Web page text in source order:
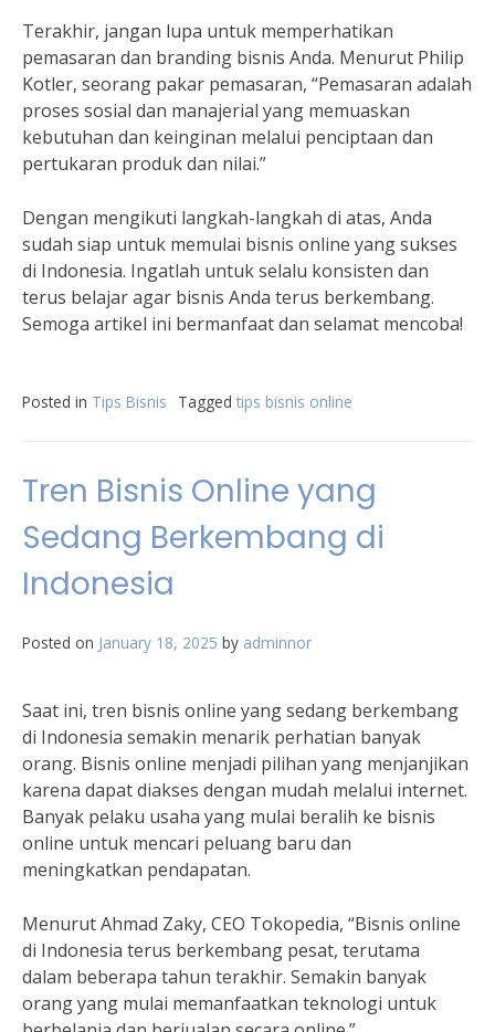
Terakhir, jangan lupa untuk memperhatikan
pemasaran dan branding bisnis Anda. Menurut Philip
Kotler, seorang pakar pemasaran, “Pemasaran adalah
proses sosial dan manajerial yang memuaskan
kebutuhan dan keinginan melalui penciptaan dan
pertukaran produk dan nilai.”
Dengan mengikuti langkah-langkah di atas, Anda
sudah siap untuk memulai bisnis online yang sukses
di Indonesia. Ingatlah untuk selalu konsisten dan
terus belajar agar bisnis Anda terus berkembang.
Semoga artikel ini bermanfaat dan selamat mencoba!
Posted in Tips Bisnis Tagged tips bisnis online
Tren Bisnis Online yang
Sedang Berkembang di
Indonesia
Posted on January 18, 2025 by adminnor
Saat ini, tren bisnis online yang sedang berkembang
di Indonesia semakin menarik perhatian banyak
orang. Bisnis online menjadi pilihan yang menjanjikan
karena dapat diakses dengan mudah melalui internet.
Banyak pelaku usaha yang mulai beralih ke bisnis
online untuk mencari peluang baru dan
meningkatkan pendapatan.
Menurut Ahmad Zaky, CEO Tokopedia, “Bisnis online
di Indonesia terus berkembang pesat, terutama
dalam beberapa tahun terakhir. Semakin banyak
orang yang mulai memanfaatkan teknologi untuk